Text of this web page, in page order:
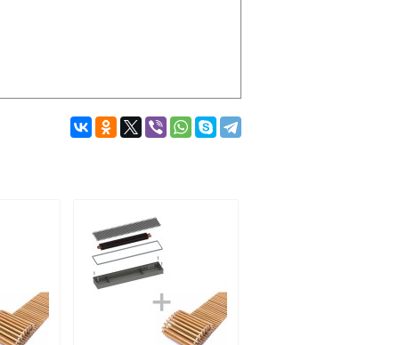
Подробнее об оплате